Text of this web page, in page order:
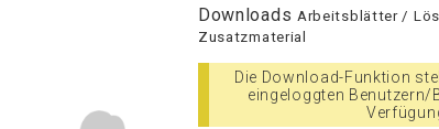
Downloads Arbeitsblätter /
Zusatzmaterial
Die Download-Funktion
eingeloggten Benutzern/